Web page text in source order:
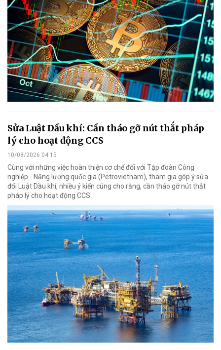
Sửa Luật Dầu khí: Cần tháo gỡ nút thắt pháp
lý cho hoạt động CCS
10/08/2026 04:15
Cùng với những việc hoàn thiện cơ chế đối với Tập đoàn Công
nghiệp - Năng lượng quốc gia (Petrovietnam), tham gia góp ý sửa
đổi Luật Dầu khí, nhiều ý kiến cũng cho rằng, cần tháo gỡ nút thắt
pháp lý cho hoạt động CCS.